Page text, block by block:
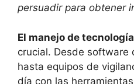
persuadir para obtener
El manejo de tecnología
crucial. Desde software
hasta equipos de
día con las